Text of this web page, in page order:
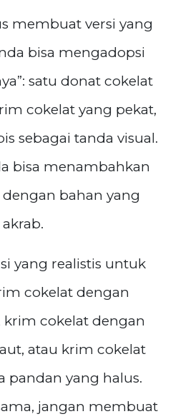
membuat versi yang
bisa mengadopsi
satu donat cokelat
cokelat yang pekat,
sebagai tanda visual.
bisa menambahkan
bahan yang
akrab.
yang realistis untuk
cokelat dengan
krim cokelat dengan
atau krim cokelat
pandan yang halus.
jangan membuat